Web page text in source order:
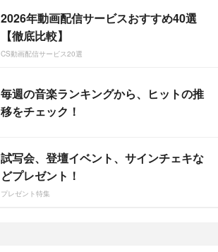
2026年動画配信サービスおすすめ40選
【徹底比較】
CS動画配信サービス20選
毎週の音楽ランキングから、ヒットの推
移をチェック！
試写会、登壇イベント、サインチェキな
どプレゼント！
プレゼント特集